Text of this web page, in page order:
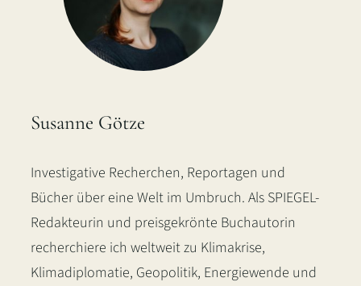
Susanne Götze
Investigative Recherchen, Reportagen und
Bücher über eine Welt im Umbruch. Als SPIEGEL-
Redakteurin und preisgekrönte Buchautorin
recherchiere ich weltweit zu Klimakrise,
Klimadiplomatie, Geopolitik, Energiewende und